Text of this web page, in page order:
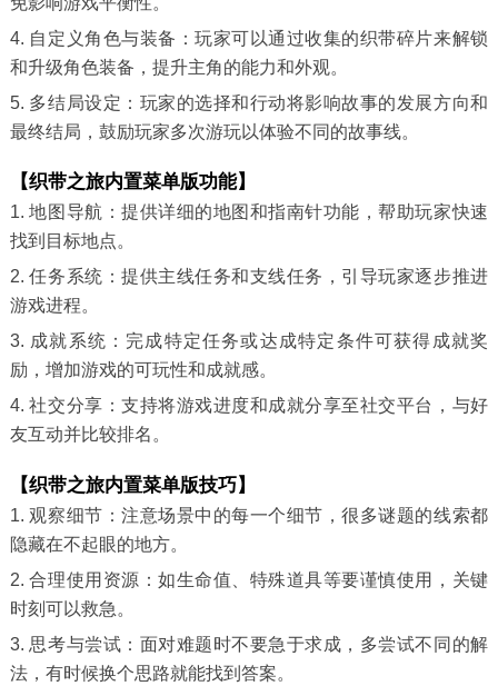
4. 自定义角色与装备：玩家可以通过收集的织带碎片来解锁
和升级角色装备，提升主角的能力和外观。
5. 多结局设定：玩家的选择和行动将影响故事的发展方向和
最终结局，鼓励玩家多次游玩以体验不同的故事线。
【织带之旅内置菜单版功能】
1. 地图导航：提供详细的地图和指南针功能，帮助玩家快速
找到目标地点。
2. 任务系统：提供主线任务和支线任务，引导玩家逐步推进
游戏进程。
3. 成就系统：完成特定任务或达成特定条件可获得成就奖
励，增加游戏的可玩性和成就感。
4. 社交分享：支持将游戏进度和成就分享至社交平台，与好
友互动并比较排名。
【织带之旅内置菜单版技巧】
1. 观察细节：注意场景中的每一个细节，很多谜题的线索都
隐藏在不起眼的地方。
2. 合理使用资源：如生命值、特殊道具等要谨慎使用，关键
时刻可以救急。
3. 思考与尝试：面对难题时不要急于求成，多尝试不同的解
法，有时候换个思路就能找到答案。